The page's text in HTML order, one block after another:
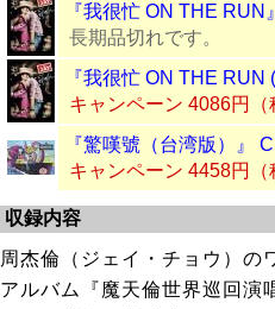
『我很忙 ON THE RUN
長期品切れです。
『我很忙 ON THE
キャンペーン 4086円（
『驚嘆號（台湾版）』
キャンペーン 4458円（
収録内容
周杰倫（ジェイ・チョウ）の
アルバム『魔天倫世界巡回